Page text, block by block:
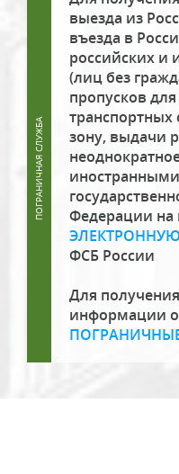
выезда из
въезда в
российских и
(лиц без
пропусков
транспортных
зону, выдачи
Федерации на
ФСБ России
Для
информации